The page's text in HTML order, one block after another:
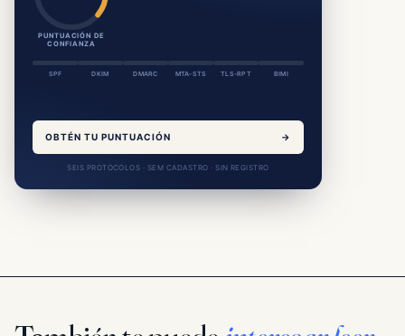
PUNTUACIÓN DE
CONFIANZA
SPF DKIM DMARC MTA-STS TLS-RPT BIMI
OBTÉN TU PUNTUACIÓN →
SEIS PROTOCOLOS · SEM CADASTRO · SIN REGISTRO